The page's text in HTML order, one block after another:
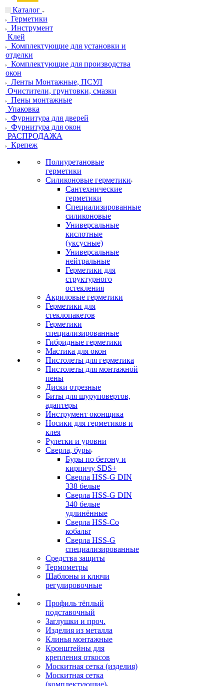
Каталог
Герметики
Инструмент
Клей
Комплектующие для установки и
отделки
Комплектующие для производства
окон
Ленты Монтажные, ПСУЛ
Очистители, грунтовки, смазки
Пены монтажные
Упаковка
Фурнитура для дверей
Фурнитура для окон
РАСПРОДАЖА
Крепеж
Полиуретановые
герметики
Силиконовые герметики
Сантехнические
герметики
Специализированные
силиконовые
Универсальные
кислотные
(уксусные)
Универсальные
нейтральные
Герметики для
структурного
остекления
Акриловые герметики
Герметики для
стеклопакетов
Герметики
специализированные
Гибридные герметики
Мастика для окон
Пистолеты для герметика
Пистолеты для монтажной
пены
Диски отрезные
Биты для шуруповертов,
адаптеры
Инструмент оконщика
Носики для герметиков и
клея
Рулетки и уровни
Сверла, буры
Буры по бетону и
кирпичу SDS+
Сверла HSS-G DIN
338 белые
Сверла HSS-G DIN
340 белые
удлинённые
Сверла HSS-Co
кобальт
Сверла HSS-G
специализированные
Средства защиты
Термометры
Шаблоны и ключи
регулировочные
Профиль тёплый
подставочный
Заглушки и проч.
Изделия из металла
Клинья монтажные
Кронштейны для
крепления откосов
Москитная сетка (изделия)
Москитная сетка
(комплектующие)